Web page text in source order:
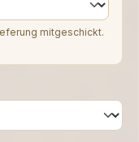
mitgeschickt.